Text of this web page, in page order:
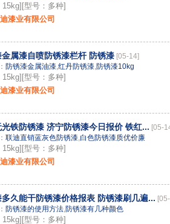
15kg][型号：多种]
漆业有限公司
金属漆自喷防锈漆栏杆 防锈漆 [05-14]
： 防锈漆金属油漆,红丹防锈漆,防锈漆10kg
15kg][型号：多种]
漆业有限公司
铁防锈漆 济宁防锈漆今日报价 铁红... [05-
： 联迪直销蓝灰色防锈漆,白色防锈漆质优价廉
15kg][型号：多种]
漆业有限公司
多久能干防锈漆价格报表 防锈漆刷几遍...
： 防锈漆的使用方法,防锈漆有几种颜色
15kg][型号：多种]